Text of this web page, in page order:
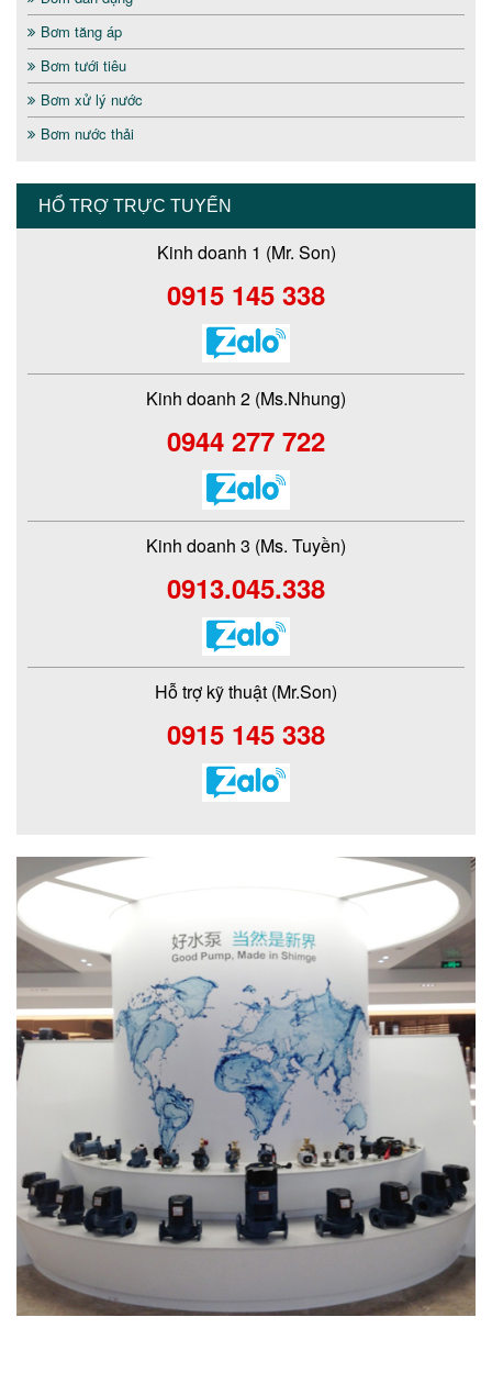
Bơm tăng áp
Bơm tưới tiêu
Bơm xử lý nước
Bơm nước thải
HỔ TRỢ TRỰC TUYẾN
Kinh doanh 1 (Mr. Son)
0915 145 338
Kinh doanh 2 (Ms.Nhung)
0944 277 722
Kinh doanh 3 (Ms. Tuyền)
0913.045.338
Hỗ trợ kỹ thuật (Mr.Son)
0915 145 338